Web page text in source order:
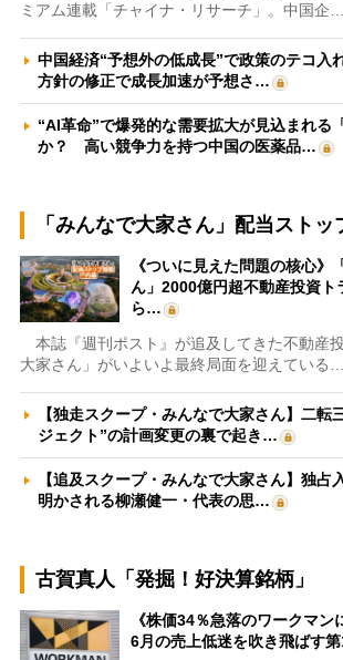
ミアム連載「チャイナ・リサーチ」。中国企…
中国経済“予想外の低成長”で政策のテコ
方針の修正で成長加速が予想さ…
“AI革命”で爆発的な需要拡大が見込まれる
か？ 高い競争力を持つ中国の医薬品…
「みんなで大家さん」配当スト
《ついに見えた問題の核心》
ん」2000億円超不動産投資ト
ら…
本誌『週刊ポスト』が追及してきた不動産
大家さん」がいよいよ最終局面を迎えている…
【独走スクープ・みんなで大家さん】二転
ジェクト”の計画変更の裏で起き…
【追及スクープ・みんなで大家さん】独占
明かされる柳瀬健一・代表の思…
古賀真人「発掘！好決算銘柄」
《株価34％急落のワークマン
6月の売上低迷を吹き飛ばす